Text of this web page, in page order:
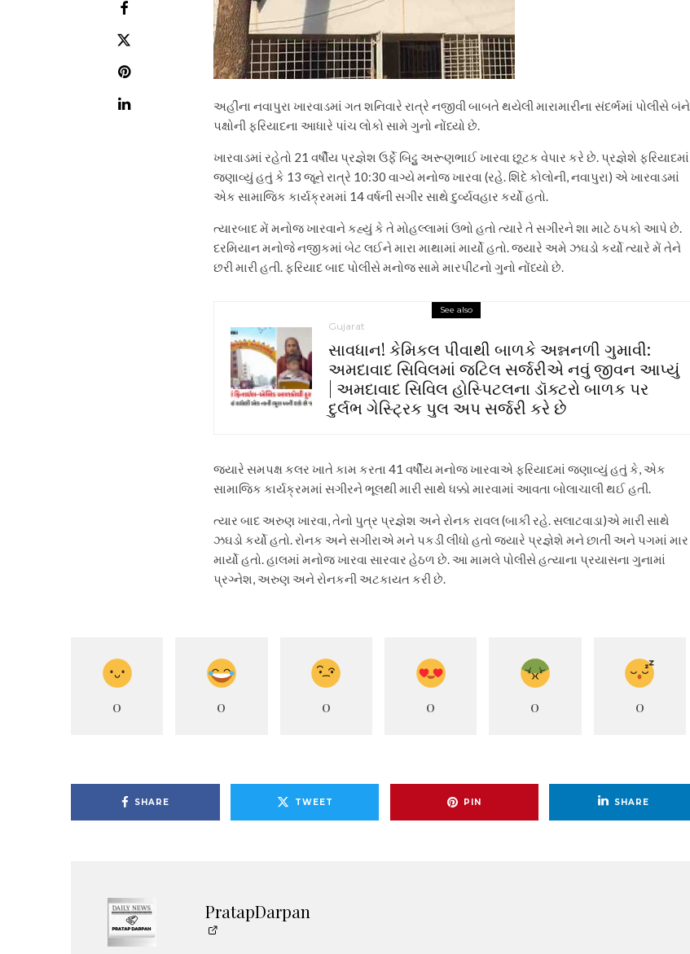
અહીંના નવાપુરા ખારવાડમાં ગત શનિવારે રાત્રે નજીવી બાબતે થયેલી મારામારીના સંદર્ભમાં પોલીસે બંને
પક્ષોની ફરિયાદના આધારે પાંચ લોકો સામે ગુનો નોંધ્યો છે.
ખારવાડમાં રહેતો 21 વર્ષીય પ્રજ્ઞેશ ઉર્ફે બિટ્ટુ અરૂણભાઈ ખારવા છૂટક વેપાર કરે છે. પ્રજ્ઞેશે ફરિયાદમાં
જણાવ્યું હતું કે 13 જૂને રાત્રે 10:30 વાગ્યે મનોજ ખારવા (રહે. શિંદે કોલોની, નવાપુરા) એ ખારવાડમાં
એક સામાજિક કાર્યક્રમમાં 14 વર્ષની સગીર સાથે દુર્વ્યવહાર કર્યો હતો.
ત્યારબાદ મેં મનોજ ખારવાને કહ્યું કે તે મોહલ્લામાં ઉભો હતો ત્યારે તે સગીરને શા માટે ઠપકો આપે છે.
દરમિયાન મનોજે નજીકમાં બેટ લઈને મારા માથામાં માર્યો હતો. જ્યારે અમે ઝઘડો કર્યો ત્યારે મેં તેને
છરી મારી હતી. ફરિયાદ બાદ પોલીસે મનોજ સામે મારપીટનો ગુનો નોંધ્યો છે.
See also
Gujarat
સાવધાન! કેમિકલ પીવાથી બાળકે અન્નનળી ગુમાવી:
અમદાવાદ સિવિલમાં જટિલ સર્જરીએ નવું જીવન આપ્યું
| અમદાવાદ સિવિલ હોસ્પિટલના ડૉક્ટરો બાળક પર
દુર્લભ ગેસ્ટ્રિક પુલ અપ સર્જરી કરે છે
જ્યારે સમપક્ષ કલર ખાતે કામ કરતા 41 વર્ષીય મનોજ ખારવાએ ફરિયાદમાં જણાવ્યું હતું કે, એક
સામાજિક કાર્યક્રમમાં સગીરને ભૂલથી મારી સાથે ધક્કો મારવામાં આવતા બોલાચાલી થઈ હતી.
ત્યાર બાદ અરુણ ખારવા, તેનો પુત્ર પ્રજ્ઞેશ અને રોનક રાવલ (બાકી રહે. સલાટવાડા)એ મારી સાથે
ઝઘડો કર્યો હતો. રોનક અને સગીરાએ મને પકડી લીધો હતો જ્યારે પ્રજ્ઞેશે મને છાતી અને પગમાં માર
માર્યો હતો. હાલમાં મનોજ ખારવા સારવાર હેઠળ છે. આ મામલે પોલીસે હત્યાના પ્રયાસના ગુનામાં
પ્રગ્નેશ, અરુણ અને રોનકની અટકાયત કરી છે.
0 0 0 0 0 0
SHARE TWEET PIN SHARE
PratapDarpan